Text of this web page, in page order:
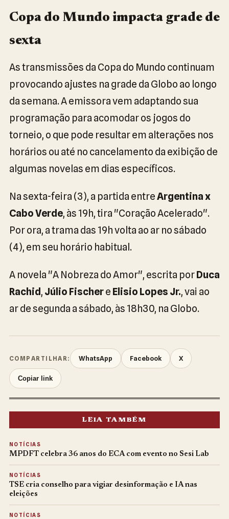
Copa do Mundo impacta grade de
sexta
As transmissões da Copa do Mundo continuam
provocando ajustes na grade da Globo ao longo
da semana. A emissora vem adaptando sua
programação para acomodar os jogos do
torneio, o que pode resultar em alterações nos
horários ou até no cancelamento da exibição de
algumas novelas em dias específicos.
Na sexta-feira (3), a partida entreArgentina x
Cabo Verde, às 19h, tira "Coração Acelerado".
Por ora, a trama das 19h volta ao ar no sábado
(4), em seu horário habitual.
A novela "A Nobreza do Amor", escrita porDuca
Rachid , Júlio Fischere Elisio Lopes Jr., vai ao
ar de segunda a sábado, às 18h30, na Globo.
COMPARTILHAR: WhatsApp Facebook X
Copiar link
LEIA TAMBÉM
NOTÍCIAS
MPDFT celebra 36 anos do ECA com evento no Sesi Lab
NOTÍCIAS
TSE cria conselho para vigiar desinformação e IA nas
eleições
NOTÍCIAS